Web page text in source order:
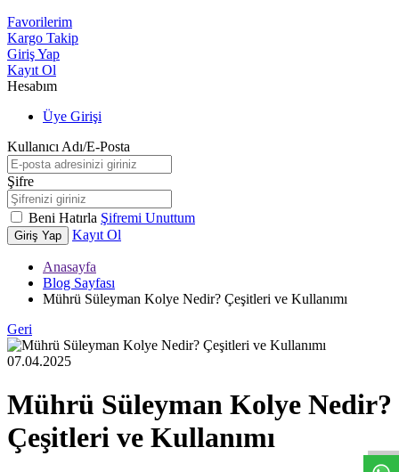
W
h
t
s
a
p
p
D
e
s
t
e
H
a
t
t
Favorilerim
Kargo Takip
Giriş Yap
Kayıt Ol
Hesabım
Üye Girişi
Kullanıcı Adı/E-Posta
Şifre
Beni Hatırla Şifremi Unuttum
Giriş Yap Kayıt Ol
Anasayfa
Blog Sayfası
Mührü Süleyman Kolye Nedir? Çeşitleri ve Kullanımı
Geri
07.04.2025
Mührü Süleyman Kolye Nedir?
Çeşitleri ve Kullanımı